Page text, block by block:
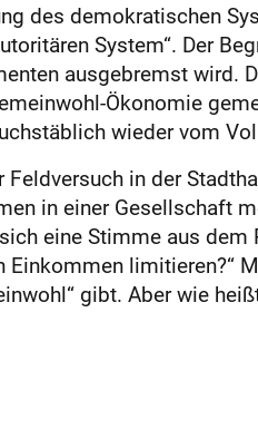
des demokratischen
System“. Der
ausgebremst wird.
Ökonomie
wieder vom
in der
in einer Gesellschaft
eine Stimme aus
limitieren?“
gibt. Aber wie